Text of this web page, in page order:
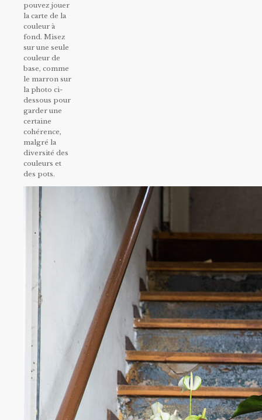
pouvez jouer
la carte de la
couleur à
fond. Misez
sur une seule
couleur de
base, comme
le marron sur
la photo ci-
dessous pour
garder une
certaine
cohérence,
malgré la
diversité des
couleurs et
des pots.